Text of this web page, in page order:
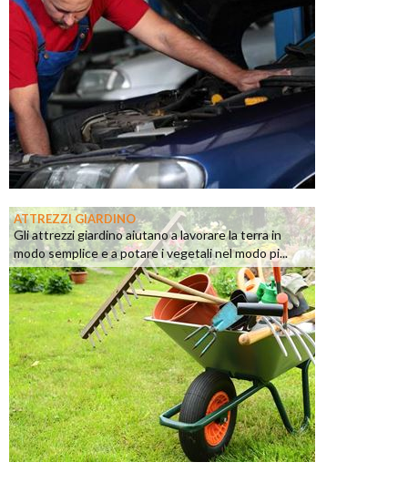
ATTREZZI GIARDINO
Gli attrezzi giardino aiutano a lavorare la terra in
modo semplice e a potare i vegetali nel modo pi...